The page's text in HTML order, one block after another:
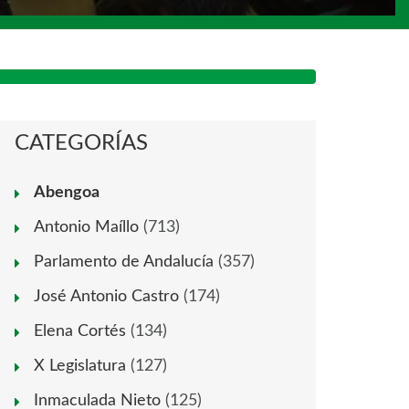
CATEGORÍAS
Abengoa
Antonio Maíllo (713)
Parlamento de Andalucía (357)
José Antonio Castro (174)
Elena Cortés (134)
X Legislatura (127)
Inmaculada Nieto (125)